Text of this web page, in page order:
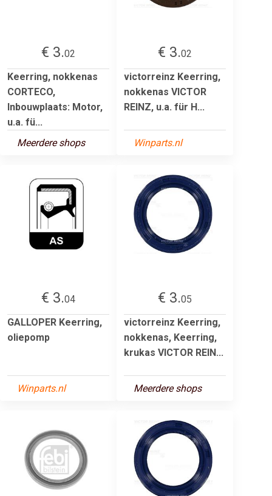
€ 3.02
Keerring, nokkenas
CORTECO,
Inbouwplaats: Motor,
u.a. fü...
Meerdere shops
€ 3.02
victorreinz Keerring,
nokkenas VICTOR
REINZ, u.a. für H...
Winparts.nl
€ 3.04
GALLOPER Keerring,
oliepomp
Winparts.nl
€ 3.05
victorreinz Keerring,
nokkenas, Keerring,
krukas VICTOR REIN...
Meerdere shops